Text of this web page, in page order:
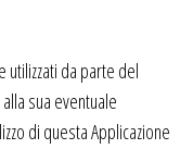
utilizzati da parte del
sua eventuale
di questa Applicazione